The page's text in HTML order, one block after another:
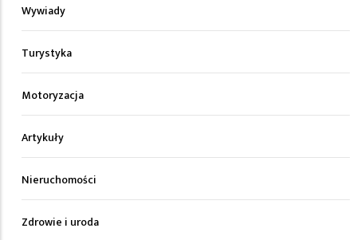
Wywiady
Turystyka
Motoryzacja
Artykuły
Nieruchomości
Zdrowie i uroda